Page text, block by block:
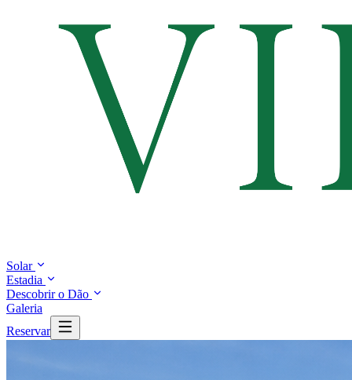
Solar
Estadia
Descobrir o Dão
Galeria
Reservar